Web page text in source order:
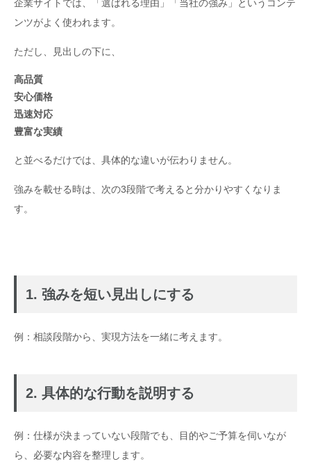
企業サイトでは、「選ばれる理由」「当社の強み」というコンテ
ンツがよく使われます。
ただし、見出しの下に、
高品質
安心価格
迅速対応
豊富な実績
と並べるだけでは、具体的な違いが伝わりません。
強みを載せる時は、次の3段階で考えると分かりやすくなりま
す。
1. 強みを短い見出しにする
例：相談段階から、実現方法を一緒に考えます。
2. 具体的な行動を説明する
例：仕様が決まっていない段階でも、目的やご予算を伺いなが
ら、必要な内容を整理します。